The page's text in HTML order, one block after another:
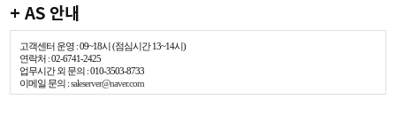
+ AS 안내
고객센터 운영 : 09~18시 (점심시간 13~14시)
연락처 : 02-6741-2425
업무시간 외 문의 : 010-3503-8733
이메일 문의 :saleserver@naver.com